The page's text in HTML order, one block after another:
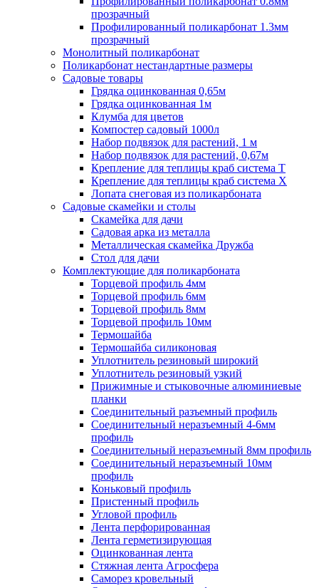
прозрачный
Профилированный поликарбонат 1.3мм
прозрачный
Монолитный поликарбонат
Поликарбонат нестандартные размеры
Садовые товары
Грядка оцинкованная 0,65м
Грядка оцинкованная 1м
Клумба для цветов
Компостер садовый 1000л
Набор подвязок для растений, 1 м
Набор подвязок для растений, 0,67м
Крепление для теплицы краб система Т
Крепление для теплицы краб система Х
Лопата снеговая из поликарбоната
Садовые скамейки и столы
Скамейка для дачи
Садовая арка из металла
Металлическая скамейка Дружба
Стол для дачи
Комплектующие для поликарбоната
Торцевой профиль 4мм
Торцевой профиль 6мм
Торцевой профиль 8мм
Торцевой профиль 10мм
Термошайба
Термошайба силиконовая
Уплотнитель резиновый широкий
Уплотнитель резиновый узкий
Прижимные и стыковочные алюминиевые
планки
Соединительный разъемный профиль
Соединительный неразъемный 4-6мм
профиль
Соединительный неразъемный 8мм профиль
Соединительный неразъемный 10мм
профиль
Коньковый профиль
Пристенный профиль
Угловой профиль
Лента перфорированная
Лента герметизирующая
Оцинкованная лента
Стяжная лента Агросфера
Саморез кровельный